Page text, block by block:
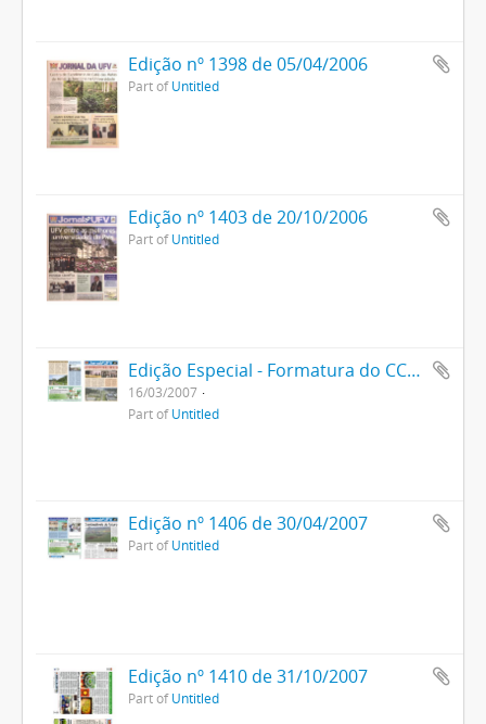
Edição nº 1398 de 05/04/2006
Part ofUntitled
Edição nº 1403 de 20/10/2006
Part ofUntitled
Edição Especial - Formatura do CCA e do CCB 2007
16/03/2007
Part ofUntitled
Edição nº 1406 de 30/04/2007
Part ofUntitled
Edição nº 1410 de 31/10/2007
Part ofUntitled